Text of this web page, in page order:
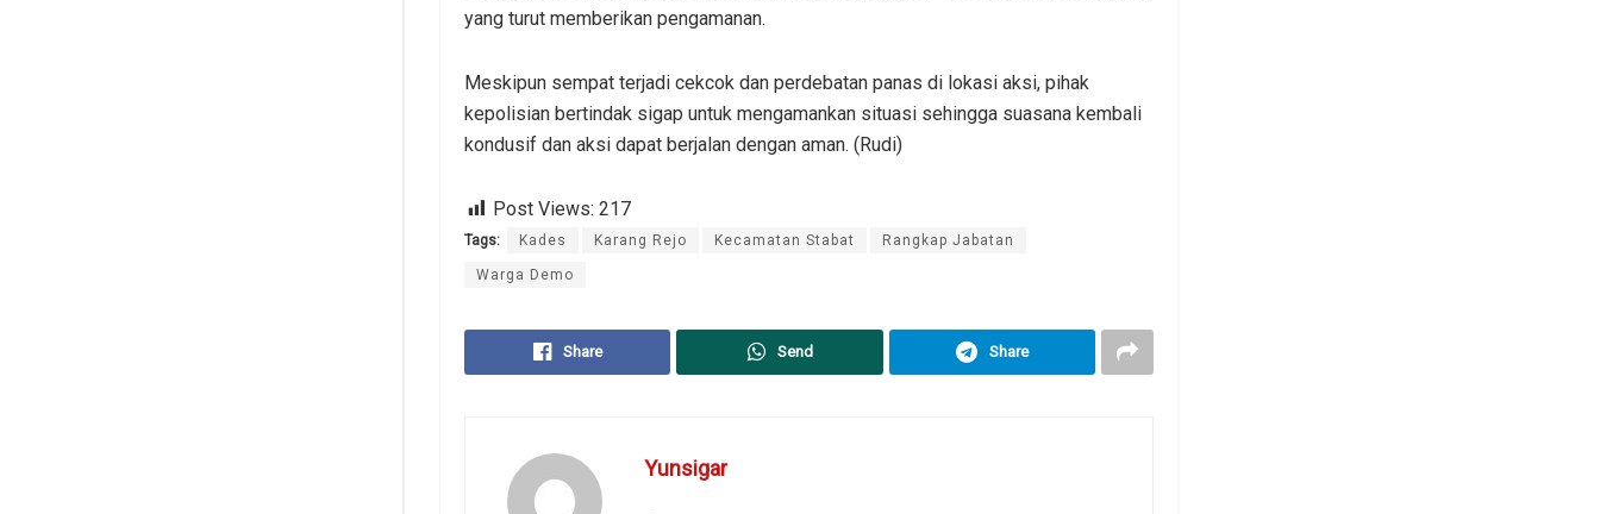
yang turut memberikan pengamanan.
Meskipun sempat terjadi cekcok dan perdebatan panas di lokasi aksi, pihak
kepolisian bertindak sigap untuk mengamankan situasi sehingga suasana kembali
kondusif dan aksi dapat berjalan dengan aman. (Rudi)
Post Views: 217
Tags: Kades Karang Rejo Kecamatan Stabat Rangkap Jabatan
Warga Demo
Share Send Share
Yunsigar